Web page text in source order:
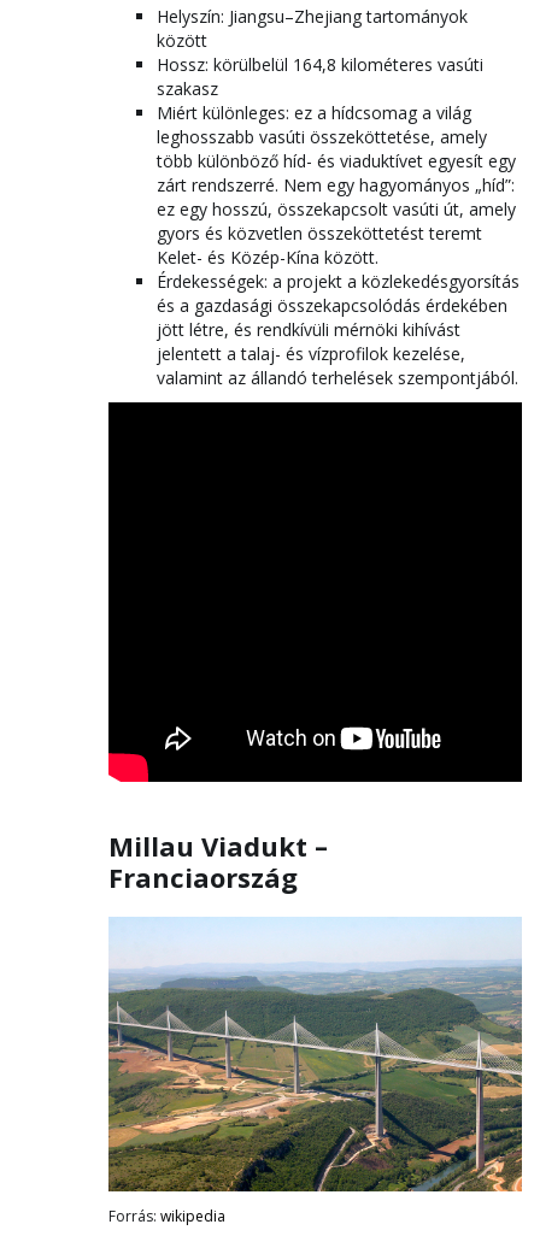
Helyszín: Jiangsu–Zhejiang tartományok
között
Hossz: körülbelül 164,8 kilométeres vasúti
szakasz
Miért különleges: ez a hídcsomag a világ
leghosszabb vasúti összeköttetése, amely
több különböző híd- és viaduktívet egyesít egy
zárt rendszerré. Nem egy hagyományos „híd”:
ez egy hosszú, összekapcsolt vasúti út, amely
gyors és közvetlen összeköttetést teremt
Kelet- és Közép-Kína között.
Érdekességek: a projekt a közlekedésgyorsítás
és a gazdasági összekapcsolódás érdekében
jött létre, és rendkívüli mérnöki kihívást
jelentett a talaj- és vízprofilok kezelése,
valamint az állandó terhelések szempontjából.
Millau Viadukt –
Franciaország
Forrás: wikipedia